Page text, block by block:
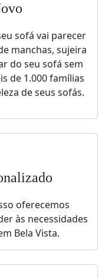
sofá vai parecer
manchas, sujeira
do seu sofá sem
de 1.000 famílias
de seus sofás.
oferecemos
às necessidades
Bela Vista.